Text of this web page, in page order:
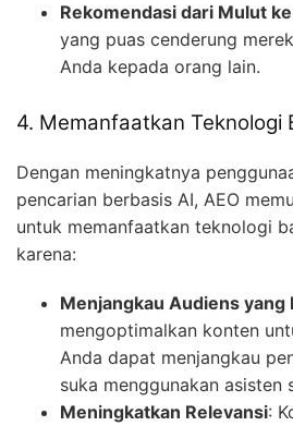
Rekomendasi dari Mulut
yang puas cenderung
Anda kepada orang lain.
4. Memanfaatkan Teknologi
Dengan meningkatnya
pencarian berbasis AI, AEO
untuk memanfaatkan teknologi
karena:
Menjangkau Audiens yang
mengoptimalkan konten
Anda dapat menjangkau
suka menggunakan asisten
Meningkatkan Relevansi: